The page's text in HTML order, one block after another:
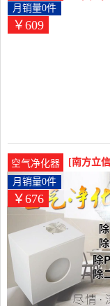
环空气
￥609
月销量0件
空气净化器
[南方立
器新风
￥676
月销量0件